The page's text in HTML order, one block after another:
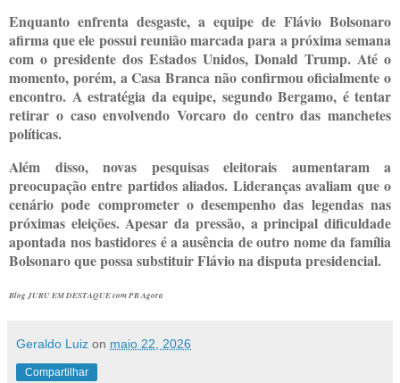
Enquanto enfrenta desgaste, a equipe de Flávio Bolsonaro
afirma que ele possui reunião marcada para a próxima semana
com o presidente dos Estados Unidos, Donald Trump. Até o
momento, porém, a Casa Branca não confirmou oficialmente o
encontro. A estratégia da equipe, segundo Bergamo, é tentar
retirar o caso envolvendo Vorcaro do centro das manchetes
políticas.
Além disso, novas pesquisas eleitorais aumentaram a
preocupação entre partidos aliados. Lideranças avaliam que o
cenário pode comprometer o desempenho das legendas nas
próximas eleições. Apesar da pressão, a principal dificuldade
apontada nos bastidores é a ausência de outro nome da família
Bolsonaro que possa substituir Flávio na disputa presidencial.
Blog JURU EM DESTAQUE com PB Agora
Geraldo Luiz on maio 22, 2026
Compartilhar